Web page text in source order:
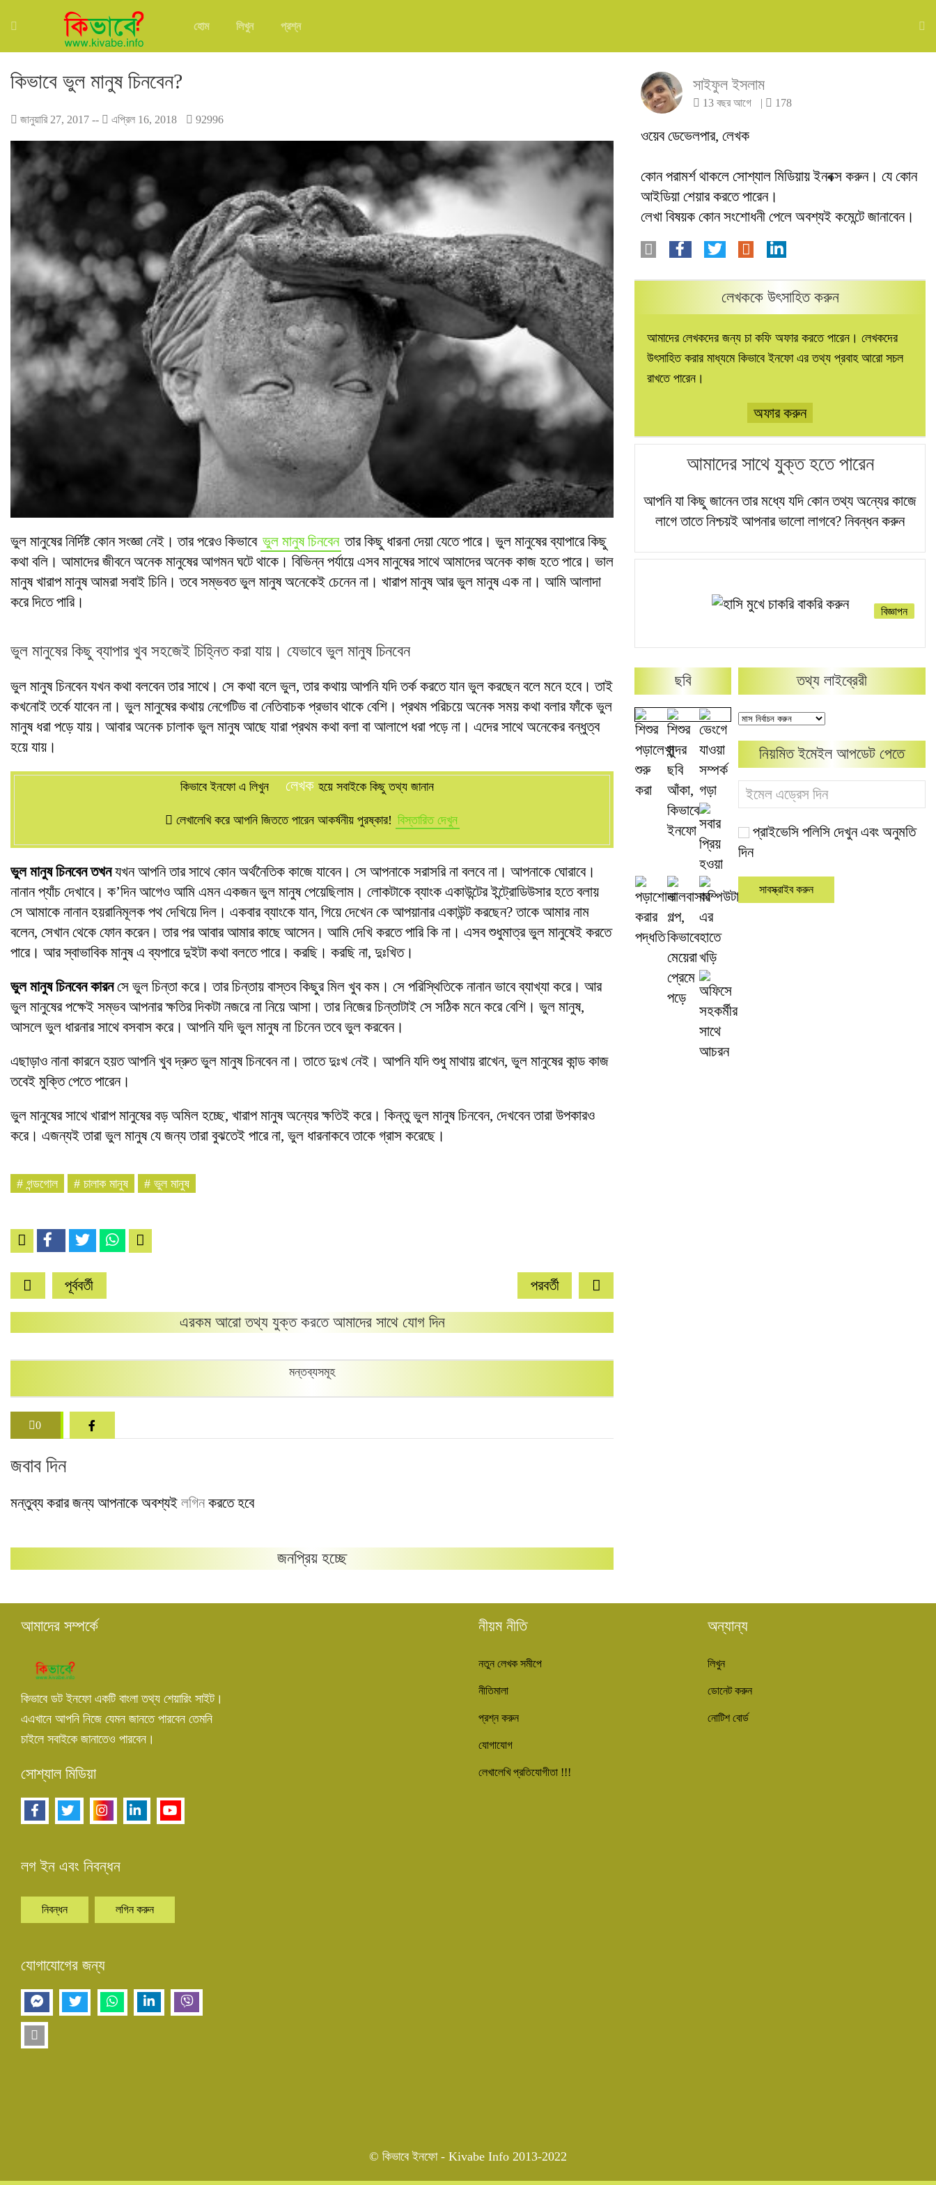
হোম লিখুন প্রশ্ন
কিভাবে ভুল মানুষ চিনবেন?
জানুয়ারি 27, 2017 -- এপ্রিল 16, 2018 92996
ভুল মানুষের নির্দিষ্ট কোন সংজ্ঞা নেই। তার পরেও কিভাবে ভুল মানুষ চিনবেন তার কিছু ধারনা দেয়া যেতে পারে। ভুল মানুষের ব্যাপারে কিছু
কথা বলি। আমাদের জীবনে অনেক মানুষের আগমন ঘটে থাকে। বিভিন্ন পর্যায়ে এসব মানুষের সাথে আমাদের অনেক কাজ হতে পারে। ভাল
মানুষ খারাপ মানুষ আমরা সবাই চিনি। তবে সম্ভবত ভুল মানুষ অনেকেই চেনেন না। খারাপ মানুষ আর ভুল মানুষ এক না। আমি আলাদা
করে দিতে পারি।
ভুল মানুষের কিছু ব্যাপার খুব সহজেই চিহ্নিত করা যায়। যেভাবে ভুল মানুষ চিনবেন
ভুল মানুষ চিনবেন যখন কথা বলবেন তার সাথে। সে কথা বলে ভুল, তার কথায় আপনি যদি তর্ক করতে যান ভুল করছেন বলে মনে হবে। তাই
কখনোই তর্কে যাবেন না। ভুল মানুষের কথায় নেগেটিভ বা নেতিবাচক প্রভাব থাকে বেশি। প্রথম পরিচয়ে অনেক সময় কথা বলার ফাঁকে ভুল
মানুষ ধরা পড়ে যায়। আবার অনেক চালাক ভুল মানুষ আছে যারা প্রথম কথা বলা বা আলাপে ধরা পড়ে না। এদের সাথে অনেকের বন্ধুত্ব
হয়ে যায়।
কিভাবে ইনফো এ লিখুন লেখক হয়ে সবাইকে কিছু তথ্য জানান
লেখালেখি করে আপনি জিততে পারেন আকর্ষনীয় পুরষ্কার! বিস্তারিত দেখুন
ভুল মানুষ চিনবেন তখনযখন আপনি তার সাথে কোন অর্থনৈতিক কাজে যাবেন। সে আপনাকে সরাসরি না বলবে না। আপনাকে ঘোরাবে।
নানান প্যাঁচ দেখাবে। ক’দিন আগেও আমি এমন একজন ভুল মানুষ পেয়েছিলাম। লোকটাকে ব্যাংক একাউন্টের ইন্ট্রোডিউসার হতে বলায়
সে আমাকে নানান হয়রানিমূলক পথ দেখিয়ে দিল। একবার ব্যাংকে যান, গিয়ে দেখেন কে আপয়ানার একাউন্ট করছেন? তাকে আমার নাম
বলেন, সেখান থেকে ফোন করেন। তার পর আবার আমার কাছে আসেন। আমি দেখি করতে পারি কি না। এসব শুধুমাত্র ভুল মানুষেই করতে
পারে। আর স্বাভাবিক মানুষ এ ব্যপারে দুইটা কথা বলতে পারে। করছি। করছি না, দুঃখিত।
ভুল মানুষ চিনবেন কারনসে ভুল চিন্তা করে। তার চিন্তায় বাস্তব কিছুর মিল খুব কম। সে পরিস্থিতিকে নানান ভাবে ব্যাখ্যা করে। আর
ভুল মানুষের পক্ষেই সম্ভব আপনার ক্ষতির দিকটা নজরে না নিয়ে আসা। তার নিজের চিন্তাটাই সে সঠিক মনে করে বেশি। ভুল মানুষ,
আসলে ভুল ধারনার সাথে বসবাস করে। আপনি যদি ভুল মানুষ না চিনেন তবে ভুল করবেন।
এছাড়াও নানা কারনে হয়ত আপনি খুব দ্রুত ভুল মানুষ চিনবেন না। তাতে দুঃখ নেই। আপনি যদি শুধু মাথায় রাখেন, ভুল মানুষের কান্ড কাজ
তবেই মুক্তি পেতে পারেন।
ভুল মানুষের সাথে খারাপ মানুষের বড় অমিল হচ্ছে, খারাপ মানুষ অন্যের ক্ষতিই করে। কিন্তু ভুল মানুষ চিনবেন, দেখবেন তারা উপকারও
করে। এজন্যই তারা ভুল মানুষ যে জন্য তারা বুঝতেই পারে না, ভুল ধারনাকবে তাকে গ্রাস করেছে।
#গন্ডগোল #চালাক মানুষ #ভুল মানুষ
পূর্ববর্তী পরবর্তী
এরকম আরো তথ্য যুক্ত করতে আমাদের সাথে যোগ দিন
মন্তব্যসমূহ
0
জবাব দিন
মন্তুব্য করার জন্য আপনাকে অবশ্যই লগিনকরতে হবে
জনপ্রিয় হচ্ছে
সাইফুল ইসলাম
13 বছর আগে | 178
ওয়েব ডেভেলপার, লেখক
কোন পরামর্শ থাকলে সোশ্যাল মিডিয়ায় ইনবক্স করুন। যে কোন
আইডিয়া শেয়ার করতে পারেন।
লেখা বিষয়ক কোন সংশোধনী পেলে অবশ্যই কমেন্টে জানাবেন।
লেখককে উৎসাহিত করুন
আমাদের লেখকদের জন্য চা কফি অফার করতে পারেন। লেখকদের
উৎসাহিত করার মাধ্যমে কিভাবে ইনফো এর তথ্য প্রবাহ আরো সচল
রাখতে পারেন।
অফার করুন
আমাদের সাথে যুক্ত হতে পারেন
আপনি যা কিছু জানেন তার মধ্যে যদি কোন তথ্য অন্যের কাজে
লাগে তাতে নিশ্চয়ই আপনার ভালো লাগবে? নিবন্ধন করুন
বিজ্ঞাপন
ছবি তথ্য লাইব্রেরী
নিয়মিত ইমেইল আপডেট পেতে
প্রাইভেসি পলিসি দেখুন এবং অনুমতি
দিন
আমাদের সম্পর্কে
কিভাবে ডট ইনফো একটি বাংলা তথ্য শেয়ারিং সাইট।
এএখানে আপনি নিজে যেমন জানতে পারবেন তেমনি
চাইলে সবাইকে জানাতেও পারবেন।
সোশ্যাল মিডিয়া
লগ ইন এবং নিবন্ধন
নিবন্ধন লগিন করুন
যোগাযোগের জন্য
নীয়ম নীতি
নতুন লেখক সমীপে
নীতিমালা
প্রশ্ন করুন
যোগাযোগ
লেখালেখি প্রতিযোগীতা !!!
অন্যান্য
লিখুন
ডোনেট করুন
নোটিশ বোর্ড
© কিভাবে ইনফো - Kivabe Info 2013-2022